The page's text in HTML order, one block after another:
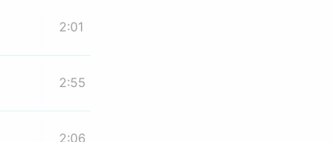
2:01
2:55
2:06